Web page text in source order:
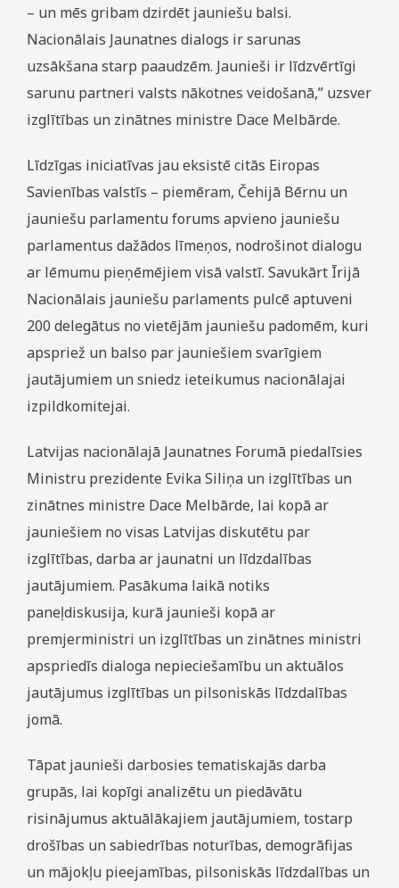
– un mēs gribam dzirdēt jauniešu balsi.
Nacionālais Jaunatnes dialogs ir sarunas
uzsākšana starp paaudzēm. Jaunieši ir līdzvērtīgi
sarunu partneri valsts nākotnes veidošanā,” uzsver
izglītības un zinātnes ministre Dace Melbārde.
Līdzīgas iniciatīvas jau eksistē citās Eiropas
Savienības valstīs – piemēram, Čehijā Bērnu un
jauniešu parlamentu forums apvieno jauniešu
parlamentus dažādos līmeņos, nodrošinot dialogu
ar lēmumu pieņēmējiem visā valstī. Savukārt Īrijā
Nacionālais jauniešu parlaments pulcē aptuveni
200 delegātus no vietējām jauniešu padomēm, kuri
apspriež un balso par jauniešiem svarīgiem
jautājumiem un sniedz ieteikumus nacionālajai
izpildkomitejai.
Latvijas nacionālajā Jaunatnes Forumā piedalīsies
Ministru prezidente Evika Siliņa un izglītības un
zinātnes ministre Dace Melbārde, lai kopā ar
jauniešiem no visas Latvijas diskutētu par
izglītības, darba ar jaunatni un līdzdalības
jautājumiem. Pasākuma laikā notiks
paneļdiskusija, kurā jaunieši kopā ar
premjerministri un izglītības un zinātnes ministri
apspriedīs dialoga nepieciešamību un aktuālos
jautājumus izglītības un pilsoniskās līdzdalības
jomā.
Tāpat jaunieši darbosies tematiskajās darba
grupās, lai kopīgi analizētu un piedāvātu
risinājumus aktuālākajiem jautājumiem, tostarp
drošības un sabiedrības noturības, demogrāfijas
un mājokļu pieejamības, pilsoniskās līdzdalības un